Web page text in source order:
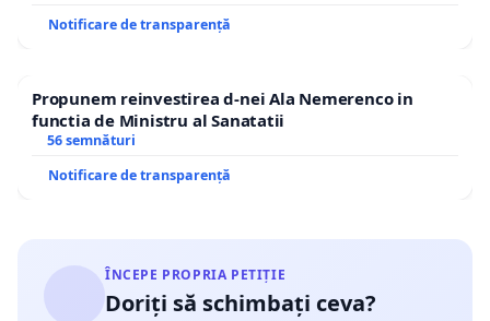
Notificare de transparență
Propunem reinvestirea d-nei Ala Nemerenco in
functia de Ministru al Sanatatii
56 semnături
Notificare de transparență
ÎNCEPE PROPRIA PETIȚIE
Doriți să schimbați ceva?